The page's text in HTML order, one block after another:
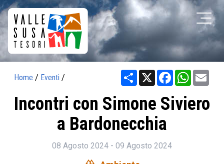
Home / Eventi / Share X Facebook
Incontri con Simone Siviero
a Bardonecchia
08 Agosto 2024 - 09 Agosto 2024